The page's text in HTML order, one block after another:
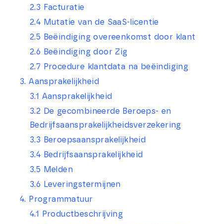
naar:2.3 Facturatie
2.4 Mutatie van de SaaS-licentie
2.5 Beëindiging overeenkomst door klant
2.6 Beëindiging door Zig
2.7 Procedure klantdata na beëindiging
3. Aansprakelijkheid
3.1 Aansprakelijkheid
3.2 De gecombineerde Beroeps- en
Bedrijfsaansprakelijkheidsverzekering
3.3 Beroepsaansprakelijkheid
3.4 Bedrijfsaansprakelijkheid
3.5 Melden
3.6 Leveringstermijnen
4. Programmatuur
4.1 Productbeschrijving